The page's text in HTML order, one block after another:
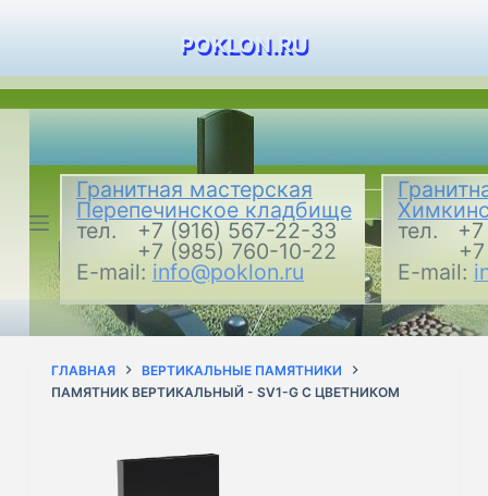
р
е
т
к
и
POKLON.RU
тел.
E-mail:
Гранитная мастерская
Перепечинское кладбище
тел. +7 (916) 567-22-33
+7 (985) 760-10-22
E-mail: info@poklon.ru
ГЛАВНАЯ
ВЕРТИКАЛЬНЫЕ ПАМЯТНИКИ
ПАМЯТНИК ВЕРТИКАЛЬНЫЙ - SV1-G С ЦВЕТНИКОМ